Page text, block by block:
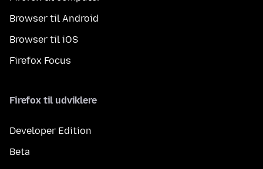
Browser til Android
Browser til iOS
Firefox Focus
Firefox til udviklere
Developer Edition
Beta